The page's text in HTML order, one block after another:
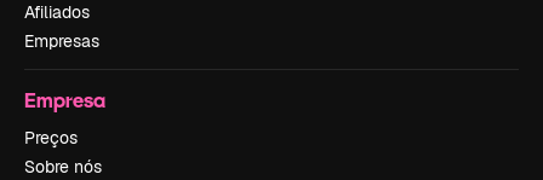
Afiliados
Empresas
Empresa
Preços
Sobre nós